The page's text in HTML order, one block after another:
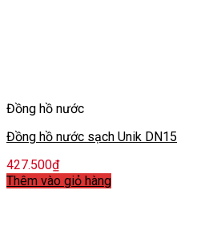
Đồng hồ nước
Đồng hồ nước sạch Unik DN15
427.500₫
Thêm vào giỏ hàng